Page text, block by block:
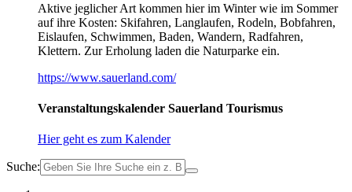
Aktive jeglicher Art kommen hier im Winter wie im Sommer
auf ihre Kosten: Skifahren, Langlaufen, Rodeln, Bobfahren,
Eislaufen, Schwimmen, Baden, Wandern, Radfahren,
Klettern. Zur Erholung laden die Naturparke ein.
https://www.sauerland.com/
Veranstaltungskalender Sauerland Tourismus
Hier geht es zum Kalender
Suche: